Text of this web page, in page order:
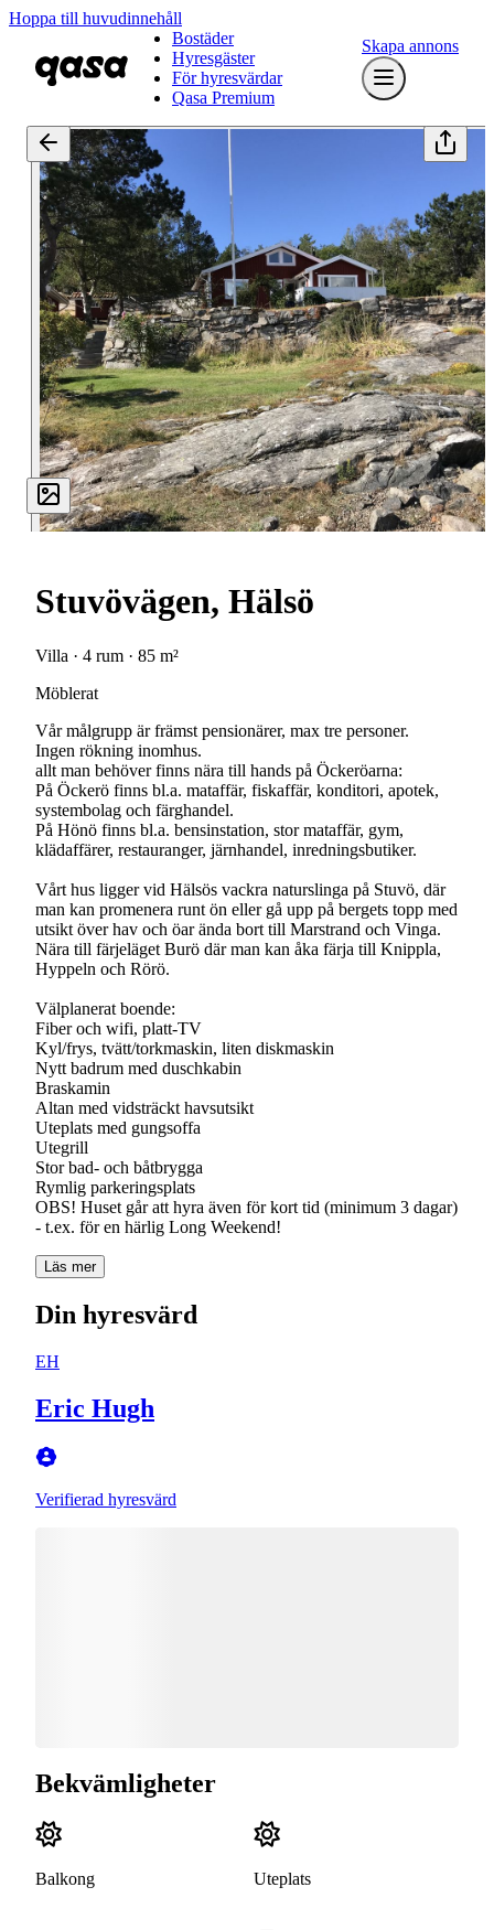
Hoppa till huvudinnehåll
Bostäder
Hyresgäster
För hyresvärdar
Qasa Premium
Skapa annons
Stuvövägen, Hälsö
Villa · 4 rum · 85 m²
Möblerat
Vår målgrupp är främst pensionärer, max tre personer.
Ingen rökning inomhus.
allt man behöver finns nära till hands på Öckeröarna:
På Öckerö finns bl.a. mataffär, fiskaffär, konditori, apotek,
systembolag och färghandel.
På Hönö finns bl.a. bensinstation, stor mataffär, gym,
klädaffärer, restauranger, järnhandel, inredningsbutiker.
Vårt hus ligger vid Hälsös vackra naturslinga på Stuvö, där
man kan promenera runt ön eller gå upp på bergets topp med
utsikt över hav och öar ända bort till Marstrand och Vinga.
Nära till färjeläget Burö där man kan åka färja till Knippla,
Hyppeln och Rörö.
Välplanerat boende:
Fiber och wifi, platt-TV
Kyl/frys, tvätt/torkmaskin, liten diskmaskin
Nytt badrum med duschkabin
Braskamin
Altan med vidsträckt havsutsikt
Uteplats med gungsoffa
Utegrill
Stor bad- och båtbrygga
Rymlig parkeringsplats
OBS! Huset går att hyra även för kort tid (minimum 3 dagar)
Läs mer
Din hyresvärd
EH
Eric Hugh
Verifierad hyresvärd
Bekvämligheter
Balkong Uteplats